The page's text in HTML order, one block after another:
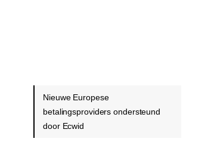
Nieuwe Europese
betalingsproviders ondersteund
door Ecwid